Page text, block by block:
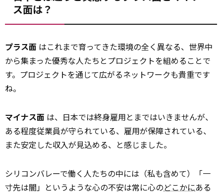
ス面は？
プラス面 はこれまで育ってきた環境の全く異なる、世界中
から集まった優秀な人たちとプロジェクトを組めることで
す。プロジェクトを通じて広がるネットワークも貴重です
ね。
マイナス面 は、日本では終身雇用とまではいきませんが、
ある程度従業員が守られている、雇用が保障されている、
また安定した収入が見込める、と感じました。
シリコンバレーで働く人たちの中には（私も含めて）「一
寸先は闇」というような心の不安は常に心のどこかにある